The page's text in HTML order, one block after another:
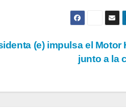
(e) impulsa el
junto a la